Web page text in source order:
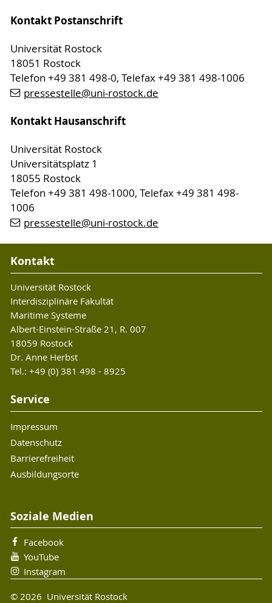
Kontakt Postanschrift
Universität Rostock
18051 Rostock
Telefon +49 381 498-0, Telefax +49 381 498-1006
pressestelle@uni-rostock.de
Kontakt Hausanschrift
Universität Rostock
Universitätsplatz 1
18055 Rostock
Telefon +49 381 498-1000, Telefax +49 381 498-
1006
pressestelle@uni-rostock.de
Kontakt
Universität Rostock
Interdisziplinäre Fakultät
Maritime Systeme
Albert-Einstein-Straße 21, R. 007
18059 Rostock
Dr. Anne Herbst
Tel.: +49 (0) 381 498 - 8925
Service
Impressum
Datenschutz
Barrierefreiheit
Ausbildungsorte
Soziale Medien
Facebook
YouTube
Instagram
© 2026 Universität Rostock